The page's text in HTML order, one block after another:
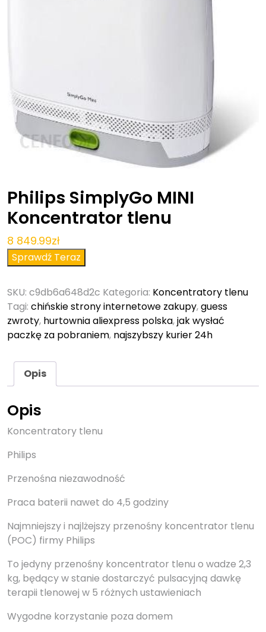
Philips SimplyGo MINI
Koncentrator tlenu
8 849.99zł
Sprawdź Teraz
SKU: c9db6a648d2c Kategoria: Koncentratory tlenu
Tagi: chińskie strony internetowe zakupy,guess
zwroty, hurtownia aliexpress polska,jak wysłać
paczkę za pobraniem, najszybszy kurier 24h
Opis
Opis
Koncentratory tlenu
Philips
Przenośna niezawodność
Praca baterii nawet do 4,5 godziny
Najmniejszy i najlżejszy przenośny koncentrator tlenu
(POC) firmy Philips
To jedyny przenośny koncentrator tlenu o wadze 2,3
kg, będący w stanie dostarczyć pulsacyjną dawkę
terapii tlenowej w 5 różnych ustawieniach
Wygodne korzystanie poza domem